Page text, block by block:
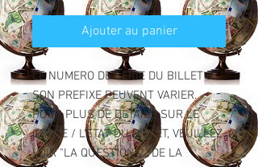
Ajouter au panier
LE NUMERO DE SERIE DU BILLET ET
SON PREFIXE PEUVENT VARIER.
POUR PLUS DE DETAILS SUR LE
GRADE / L'ETAT DU BILLET, VEUILLEZ
VOIR "LA QUESTION 2" DE LA